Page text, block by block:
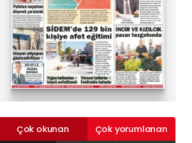
Çok okunan
Çok yorumlanan